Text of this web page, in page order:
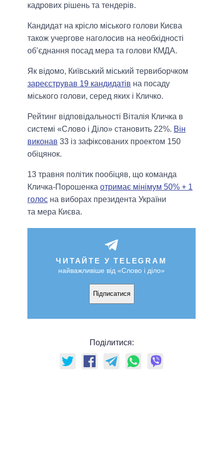
кадрових рішень та тендерів.
Кандидат на крісло міського голови Києва
також учергове наголосив на необхідності
об’єднання посад мера та голови КМДА.
Як відомо, Київський міський тервиборчком
зареєстрував 19 кандидатів на посаду
міського голови, серед яких і Кличко.
Рейтинг відповідальності Віталія Кличка в
системі «Слово і Діло» становить 22%. Він
виконав 33 із зафіксованих проектом 150
обіцянок.
13 травня політик пообіцяв, що команда
Кличка-Порошенка отримає мінімум 50% + 1
голос на виборах президента України
та мера Києва.
ЧИТАЙТЕ У TELEGRAM
найважливіше від «Слово і діло»
Підписатися
Поділитися: